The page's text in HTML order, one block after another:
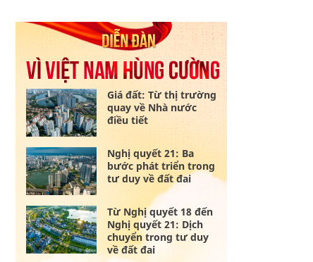
Giá đất: Từ thị trường
quay về Nhà nước
điều tiết
Nghị quyết 21: Ba
bước phát triển trong
tư duy về đất đai
Từ Nghị quyết 18 đến
Nghị quyết 21: Dịch
chuyển trong tư duy
về đất đai